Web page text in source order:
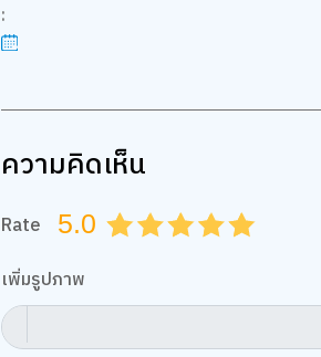
:
ความคิดเห็น
Rate 5.0 4.5
4.0
3.5
3.0
2.5
2.0
1.5
1.0
0.5
เพิ่มรูปภาพ